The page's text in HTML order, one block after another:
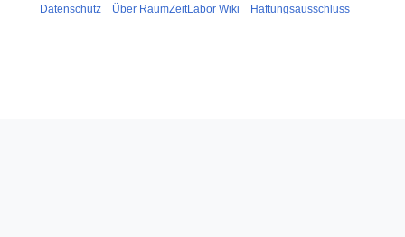
Datenschutz Über RaumZeitLabor Wiki Haftungsausschluss